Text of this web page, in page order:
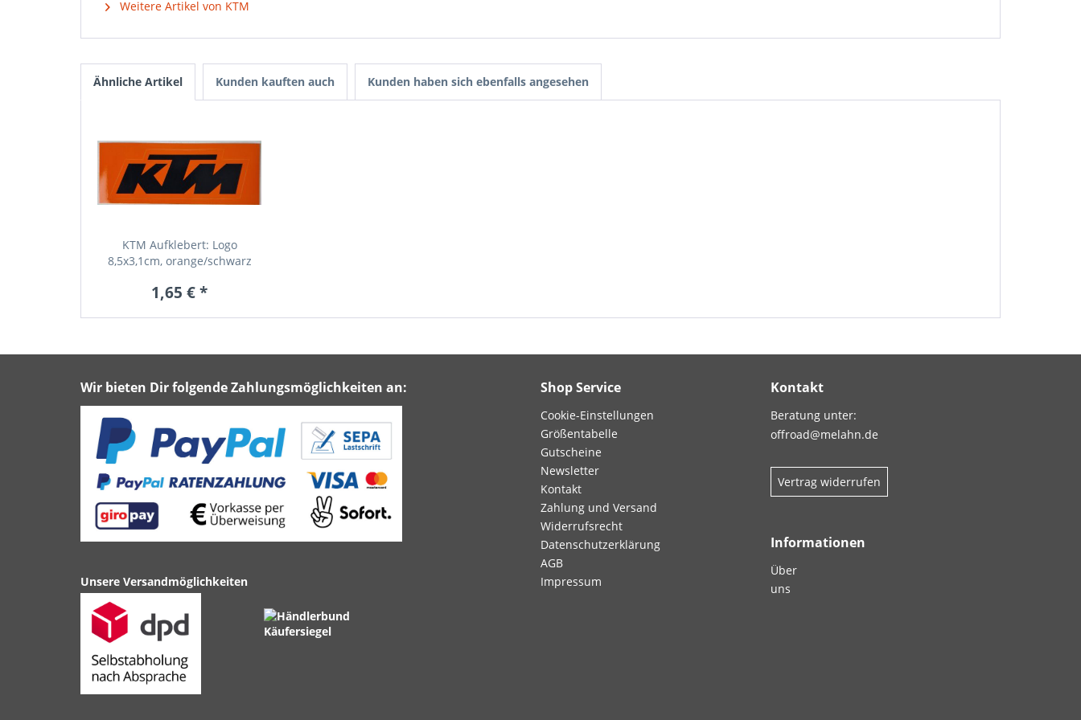
Weitere Artikel von KTM
Ähnliche Artikel Kunden kauften auch Kunden haben sich ebenfalls angesehen
KTM Aufklebert: Logo
8,5x3,1cm, orange/schwarz
1,65 € *
Wir bieten Dir folgende Zahlungsmöglichkeiten an:
Unsere Versandmöglichkeiten
Shop Service
Cookie-Einstellungen
Größentabelle
Gutscheine
Newsletter
Kontakt
Zahlung und Versand
Widerrufsrecht
Datenschutzerklärung
AGB
Impressum
Kontakt
Beratung unter:
offroad@melahn.de
Vertrag widerrufen
Informationen
Über
uns